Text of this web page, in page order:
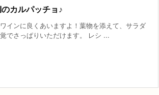
カルパッチョ♪
インに良くあいますよ！葉物を添えて、サラダ
でさっぱりいただけます。 レシ ...